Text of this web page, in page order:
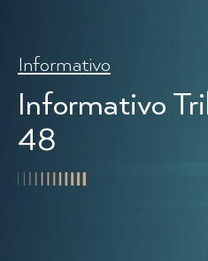
Informativo
Informativo
48